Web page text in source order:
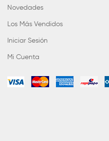
Novedades
Los Más Vendidos
Iniciar Sesión
Mi Cuenta